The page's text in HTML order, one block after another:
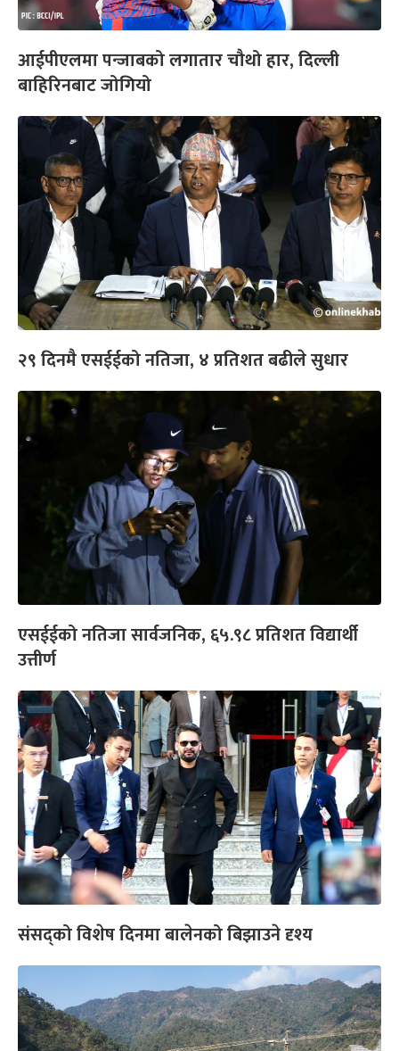
आईपीएलमा पन्जाबको लगातार चौथो हार, दिल्ली
बाहिरिनबाट जोगियो
२९ दिनमै एसईईको नतिजा, ४ प्रतिशत बढीले सुधार
एसईईको नतिजा सार्वजनिक, ६५.९८ प्रतिशत विद्यार्थी
उत्तीर्ण
संसद्को विशेष दिनमा बालेनको बिझाउने दृश्य